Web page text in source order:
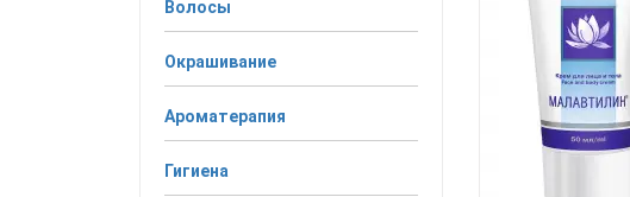
Волосы
Окрашивание
Ароматерапия
Гигиена